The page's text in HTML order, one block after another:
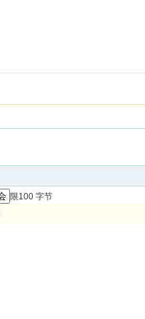
限100 字节